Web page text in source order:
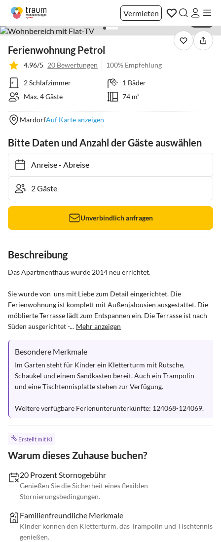
Vermieten
Ferienwohnung Petrol
4.96/5 20 Bewertungen 100% Empfehlung
2 Schlafzimmer
1 Bäder
Max. 4 Gäste
74 m²
MardorfAuf Karte anzeigen
Bitte Daten und Anzahl der Gäste auswählen
Anreise- Abreise
Unverbindlich anfragen
Beschreibung
Das Apartmenthaus wurde 2014 neu errichtet.
Sie wurde von  uns mit Liebe zum Detail eingerichtet. Die
Ferienwohnung ist komplett mit Außenjalousien ausgestattet. Die
möblierte Terrasse lädt zum Entspannen ein. Die Terrasse ist nach
Süden ausgerichtet -... Mehr anzeigen
Besondere Merkmale
Im Garten steht für Kinder ein Kletterturm mit Rutsche,
Schaukel und einem Sandkasten bereit. Auch ein Trampolin
und eine Tischtennisplatte stehen zur Verfügung.
Weitere verfügbare Ferienunterunterkünfte: 124068-124069.
Erstellt mit KI
Warum dieses Zuhause buchen?
20 Prozent Stornogebühr
Genießen Sie die Sicherheit eines flexiblen
Stornierungsbedingungen.
Familienfreundliche Merkmale
Kinder können den Kletterturm, das Trampolin und Tischtennis
genießen.